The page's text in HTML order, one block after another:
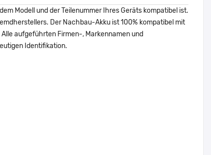
Modell und der Teilenummer Ihres Geräts kompatibel ist.
Der Nachbau-Akku ist 100% kompatibel mit
aufgeführten Firmen-, Markennamen und
Identifikation.